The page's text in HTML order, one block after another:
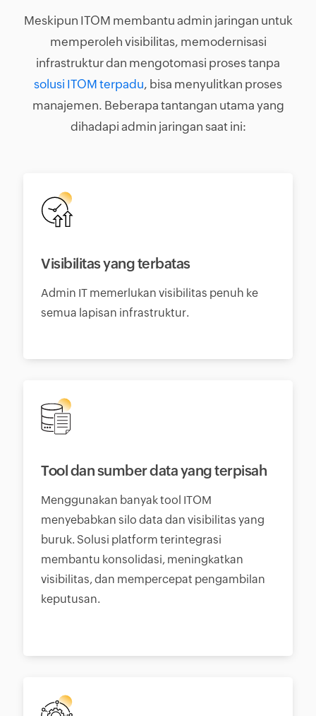
Meskipun ITOM membantu admin jaringan untuk
memperoleh visibilitas, memodernisasi
infrastruktur dan mengotomasi proses tanpa
solusi ITOM terpadu, bisa menyulitkan proses
manajemen. Beberapa tantangan utama yang
dihadapi admin jaringan saat ini:
Visibilitas yang terbatas
Admin IT memerlukan visibilitas penuh ke
semua lapisan infrastruktur.
Tool dan sumber data yang terpisah
Menggunakan banyak tool ITOM
menyebabkan silo data dan visibilitas yang
buruk. Solusi platform terintegrasi
membantu konsolidasi, meningkatkan
visibilitas, dan mempercepat pengambilan
keputusan.